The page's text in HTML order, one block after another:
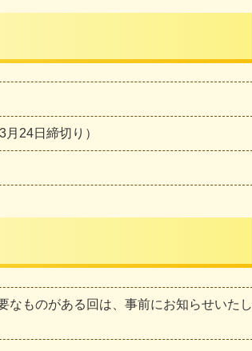
24日締切り）
なものがある回は、事前にお知らせいたし